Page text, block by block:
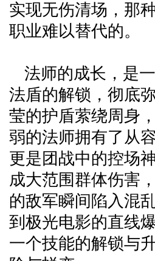
实现无伤清场，那
职业难以替代的。
法师的成长，是
法盾的解锁，彻底
莹的护盾萦绕周身
弱的法师拥有了从
更是团战中的控场
成大范围群体伤害
的敌军瞬间陷入混
到极光电影的直线
一个技能的解锁与